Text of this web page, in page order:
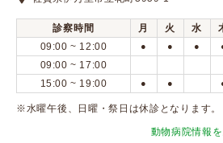
口コミ検索
Calooペットとは？
口コミ投稿
診察時間 月 火 水
09:00 ~ 12:00
● ● ●
09:00 ~ 17:00
15:00 ~ 19:00 ● ●
※水曜午後、日曜・祭日は休診となります。
動物病院情報